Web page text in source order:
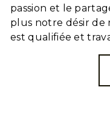
passion et le
plus notre désir de
est qualifiée et